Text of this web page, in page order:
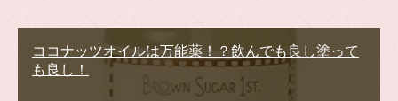
ココナッツオイルは万能薬！？飲んでも良し塗って
も良し！